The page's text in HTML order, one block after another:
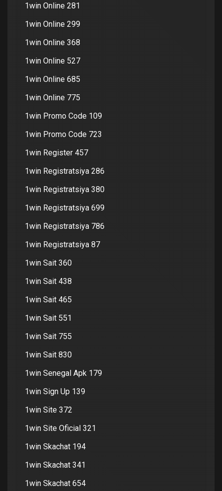
1win Online 281
1win Online 299
1win Online 368
1win Online 527
1win Online 685
1win Online 775
1win Promo Code 109
1win Promo Code 723
1win Register 457
1win Registratsiya 286
1win Registratsiya 380
1win Registratsiya 699
1win Registratsiya 786
1win Registratsiya 87
1win Sait 360
1win Sait 438
1win Sait 465
1win Sait 551
1win Sait 755
1win Sait 830
1win Senegal Apk 179
1win Sign Up 139
1win Site 372
1win Site Oficial 321
1win Skachat 194
1win Skachat 341
1win Skachat 654